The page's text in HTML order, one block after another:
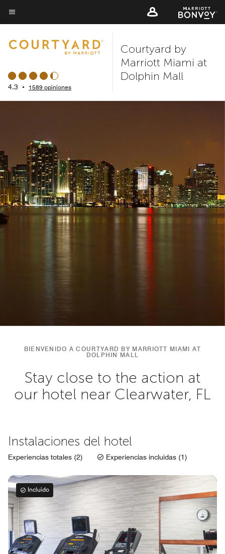
Skip
to
content
Texto del menú
4.3 • 1589 opiniones
Courtyard by
Marriott Miami at
Dolphin Mall
BIENVENIDO A COURTYARD BY MARRIOTT MIAMI AT
DOLPHIN MALL
Stay close to the action at
our hotel near Clearwater, FL
Instalaciones del hotel
Experiencias totales (2) Experiencias incluidas (1)
Incluido